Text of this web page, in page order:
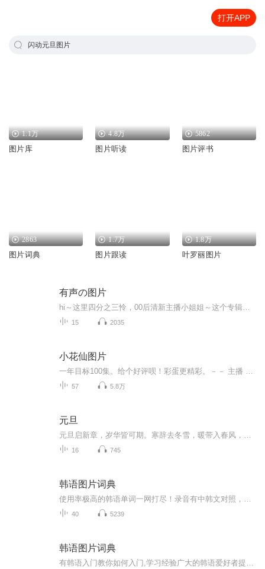
打开APP
闪动元旦图片
1.1万
图片库
4.8万
图片听读
5862
图片评书
2863
图片词典
1.7万
图片跟读
1.8万
叶罗丽图片
有声の图片
15 2035
小花仙图片
57 5.8万
元旦
16 745
韩语图片词典
40 5239
韩语图片词典